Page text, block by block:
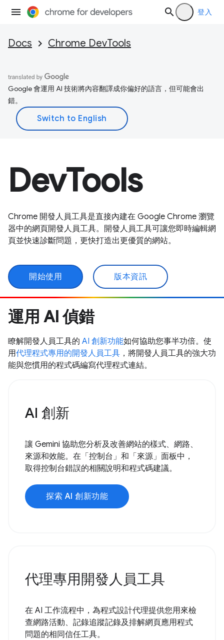
登入
Docs Chrome DevTools
Google 會運用 AI 技術將內容翻譯成你偏好的語言，但可能會出
錯。
DevTools
Chrome 開發人員工具是直接內建在 Google Chrome 瀏覽
器中的網頁開發人員工具。開發人員工具可讓您即時編輯網
頁並快速診斷問題，更快打造出更優質的網站。
開始使用 版本資訊
運用 AI 偵錯
瞭解開發人員工具的 AI 創新功能如何協助您事半功倍。使
用代理程式專用的開發人員工具 ，將開發人員工具的強大功
能與您慣用的程式碼編寫代理程式連結。
AI 創新
讓 Gemini 協助您分析及改善網站的樣式、網路、
來源和效能。在「控制台」和「來源」面板中，
取得控制台錯誤的相關說明和程式碼建議。
探索 AI 創新功能
代理專用開發人員工具
在 AI 工作流程中，為程式設計代理提供您用來檢
查網路活動、記錄追蹤記錄及排解網頁應用程式
問題的相同信任工具。